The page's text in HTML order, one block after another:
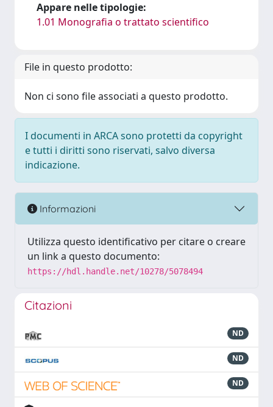
Appare nelle tipologie:
1.01 Monografia o trattato scientifico
File in questo prodotto:
Non ci sono file associati a questo prodotto.
I documenti in ARCA sono protetti da copyright
e tutti i diritti sono riservati, salvo diversa
indicazione.
Informazioni
Utilizza questo identificativo per citare o creare
un link a questo documento:
https://hdl.handle.net/10278/5078494
Citazioni
ND
ND
ND